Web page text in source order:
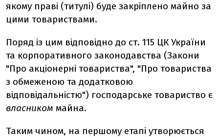
якому праві (титулі) буде закріплено майно за
цими товариствами.
Поряд із цим відповідно до ст. 115 ЦК України
та корпоративного законодавства (Закони
"Про акціонерні товариства", "Про товариства
з обмеженою та додатковою
відповідальністю") господарське товариство є
власником майна.
Таким чином, на першому етапі утворюється